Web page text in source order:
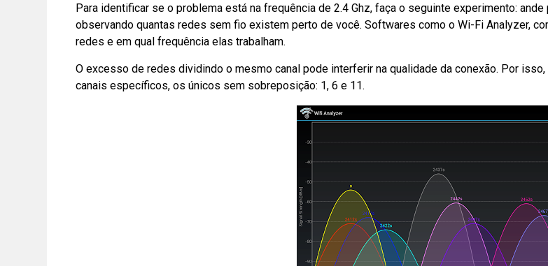
Para identificar se o problema está na frequência de 2.4 Ghz, faça o seguinte experimento:
observando quantas redes sem fio existem perto de você. Softwares como o Wi-Fi Analyzer,
redes e em qual frequência elas trabalham.
O excesso de redes dividindo o mesmo canal pode interferir na qualidade da conexão. Por
canais específicos, os únicos sem sobreposição: 1, 6 e 11.